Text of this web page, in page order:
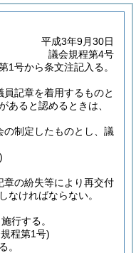
平成3年9月30日
議会規程第4号
号から条文注記入る。
記章を着用するものと
あると認めるときは、
制定したものとし、議
章の紛失等により再交付
なければならない。
行する。
程第1号)
。